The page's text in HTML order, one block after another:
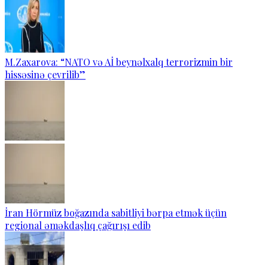
M.Zaxarova: “NATO və Aİ beynəlxalq terrorizmin bir
hissəsinə çevrilib”
İran Hörmüz boğazında sabitliyi bərpa etmək üçün
regional əməkdaşlıq çağırışı edib